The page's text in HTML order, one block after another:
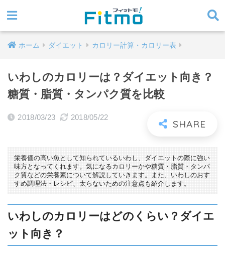
ホーム ダイエット カロリー計算・カロリー表
いわしのカロリーは？ダイエット向き？
糖質・脂質・タンパク質を比較
2018/03/23 2018/05/22
栄養価の高い魚として知られているいわし、ダイエットの際に強い
味方となってくれます。気になるカロリーかや糖質・脂質・タンパ
ク質などの栄養素について解説していきます。また、いわしのおす
すめ調理法・レシピ、太らないための注意点も紹介します。
いわしのカロリーはどのくらい？ダイエ
ット向き？